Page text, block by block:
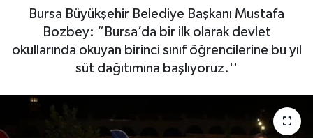
Bursa Büyükşehir Belediye Başkanı Mustafa
Bozbey: “Bursa’da bir ilk olarak devlet
okullarında okuyan birinci sınıf öğrencilerine bu yıl
süt dağıtımına başlıyoruz.''
Bilim
Genel
Bilim, Teknoloji